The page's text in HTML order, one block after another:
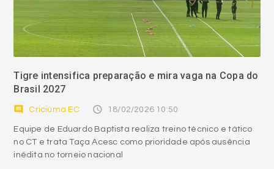
Tigre intensifica preparação e mira vaga na Copa do
Brasil 2027
comment Criciúma EC access_time 18/02/2026 10:50
Equipe de Eduardo Baptista realiza treino técnico e tático
no CT e trata Taça Acesc como prioridade após ausência
inédita no torneio nacional